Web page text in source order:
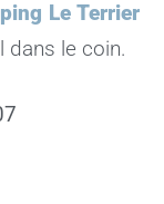
Le Terrier
dans le coin.